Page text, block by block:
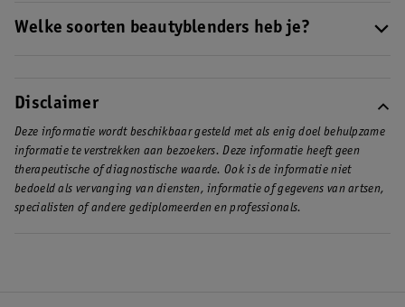
ooit als eerste begonnen met deze populaire eivormige make-
niet geregeld reinigt. Dit smeer je vervolgens op je gezicht. Bah!
Welke soorten beautyblenders heb je?
grootte van een ei) heb je ook mini-versies. Per product kan je
een andere kleur beautyblender gebruiken, bijvoorbeeld een
zwarte beautyblender voor donkere make-up en een lichte voor
blush. Sommige sponzen hebben een vlakke onderkant of een
zandloper-vorm.
Disclaimer
Deze informatie wordt beschikbaar gesteld met als enig doel behulpzame
informatie te verstrekken aan bezoekers. Deze informatie heeft geen
therapeutische of diagnostische waarde. Ook is de informatie niet
bedoeld als vervanging van diensten, informatie of gegevens van artsen,
specialisten of andere gediplomeerden en professionals.